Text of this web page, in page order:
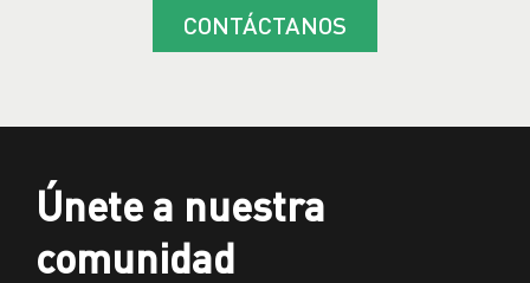
CONTÁCTANOS
Únete a nuestra
comunidad